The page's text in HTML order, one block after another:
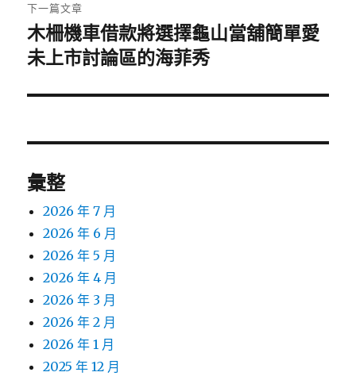
下一篇文章
下
一
文
木柵機車借款將選擇龜山當舖簡單愛
未上市討論區的海菲秀
彙整
2026 年 7 月
2026 年 6 月
2026 年 5 月
2026 年 4 月
2026 年 3 月
2026 年 2 月
2026 年 1 月
2025 年 12 月